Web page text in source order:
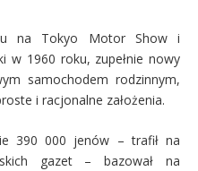
na Tokyo Motor Show i
w 1960 roku, zupełnie nowy
samochodem rodzinnym,
i racjonalne założenia.
390 000 jenów – trafił na
gazet – bazował na